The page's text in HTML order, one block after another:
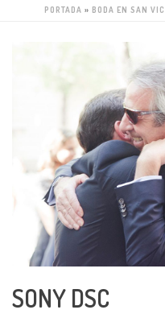
PORTADA » BODA EN SAN
SONY DSC